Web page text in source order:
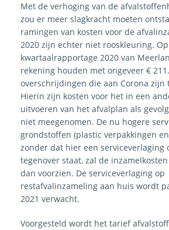
Met de verhoging van de
zou er meer slagkracht moeten
ramingen van kosten voor de
2020 zijn echter niet rooskleuring.
kwartaalrapportage 2020 van
rekening houden met ongeveer €
overschrijdingen die aan Corona zijn
Hierin zijn kosten voor het in een
uitvoeren van het afvalplan als
niet meegenomen. De nu hogere
grondstoffen (plastic verpakkingen
zonder dat hier een serviceverlaging
tegenover staat, zal de
dan voorzien. De serviceverlaging op
restafvalinzameling aan huis wordt
2021 verwacht.
Voorgesteld wordt het tarief